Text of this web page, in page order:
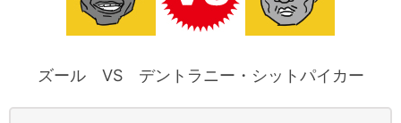
ズール VS デントラニー・シットパイカー